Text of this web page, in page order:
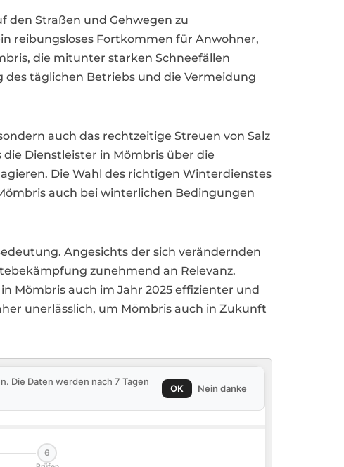
den Straßen und Gehwegen zu
reibungsloses Fortkommen für Anwohner,
die mitunter starken Schneefällen
täglichen Betriebs und die Vermeidung
auch das rechtzeitige Streuen von Salz
Dienstleister in Mömbris über die
Die Wahl des richtigen Winterdienstes
auch bei winterlichen Bedingungen
Angesichts der sich verändernden
zunehmend an Relevanz.
Mömbris auch im Jahr 2025 effizienter und
unerlässlich, um Mömbris auch in Zukunft
Die Daten werden nach 7 Tagen
OK Nein danke
6